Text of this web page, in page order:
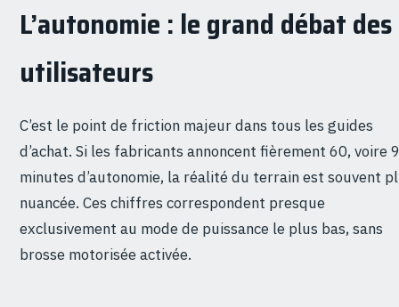
L’autonomie : le grand débat des
utilisateurs
C’est le point de friction majeur dans tous les guides
d’achat. Si les fabricants annoncent fièrement 60, voire
minutes d’autonomie, la réalité du terrain est souvent
nuancée. Ces chiffres correspondent presque
exclusivement au mode de puissance le plus bas, sans
brosse motorisée activée.